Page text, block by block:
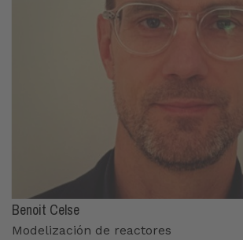
Benoit Celse
Modelización de reactores